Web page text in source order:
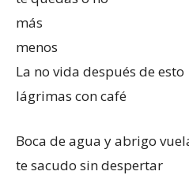
más
menos
La no vida después de esto
lágrimas con café
Boca de agua y abrigo
te sacudo sin despertar